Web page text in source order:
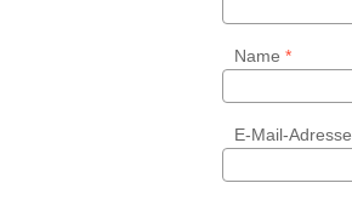
Name *
E-Mail-Adresse